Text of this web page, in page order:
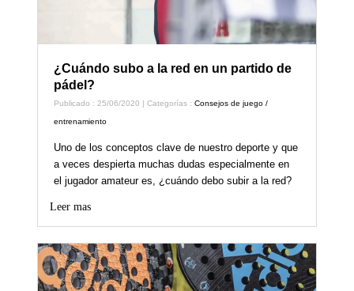
¿Cuándo subo a la red en un partido de
pádel?
Publicado : 25/06/2020 | Categorías :Consejos de juego /
entrenamiento
Uno de los conceptos clave de nuestro deporte y que
a veces despierta muchas dudas especialmente en
el jugador amateur es, ¿cuándo debo subir a la red?
Leer mas